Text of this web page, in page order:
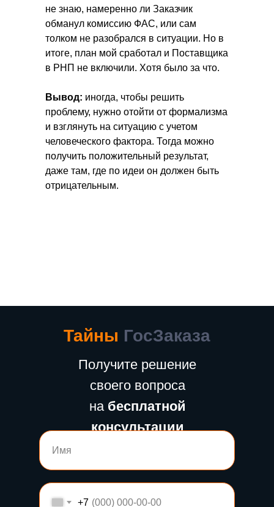
не знаю, намеренно ли Заказчик
обманул комиссию ФАС, или сам
толком не разобрался в ситуации. Но в
итоге, план мой сработал и Поставщика
в РНП не включили. Хотя было за что.
Вывод: иногда, чтобы решить
проблему, нужно отойти от формализма
и взглянуть на ситуацию с учетом
человеческого фактора. Тогда можно
получить положительный результат,
даже там, где по идеи он должен быть
отрицательным.
Тайны ГосЗаказа
Получите решение своего
набесплатной
консультации
Получите решение
своего вопроса
набесплатной
консультации
+7